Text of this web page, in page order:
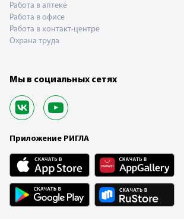
Работа в аптеке
Работа в офисе
Работа в контакт-центре
Охрана труда
Мы в социальных сетях
Приложение РИГЛА